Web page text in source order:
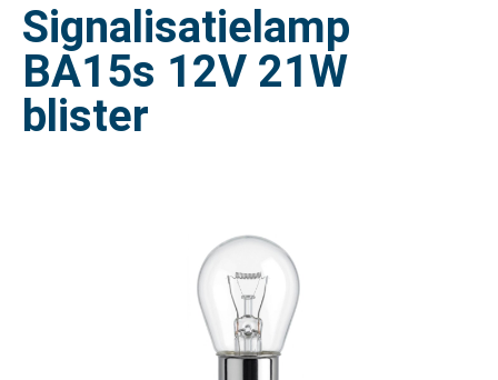
Signalisatielamp
BA15s 12V 21W
blister